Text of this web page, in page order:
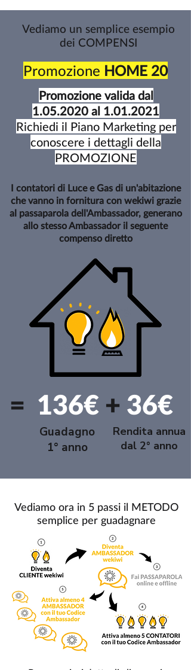
Vediamo un semplice esempio
dei COMPENSI
Promozione HOME 20
Promozione valida dal
1.05.2020 al 1.01.2021
Richiedi il Piano Marketing per
conoscere i dettagli della
PROMOZIONE
I contatori di Luce e Gas di un'abitazione
che vanno in fornitura con wekiwi grazie
al passaparola dell'Ambassador, generano
allo stesso Ambassador il seguente
compenso diretto
= 136€ + 36€
Guadagno
1° anno
Rendita annua
dal 2° anno
Vediamo ora in 5 passi il METODO
semplice per guadagnare